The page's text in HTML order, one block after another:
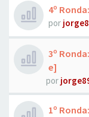
4º
por
3º
e]
por
1º